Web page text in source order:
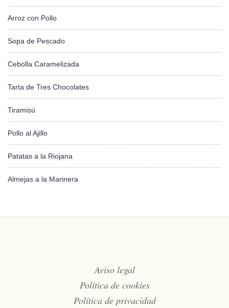
Arroz con Pollo
Sopa de Pescado
Cebolla Caramelizada
Tarta de Tres Chocolates
Tiramisú
Pollo al Ajillo
Patatas a la Riojana
Almejas a la Marinera
Aviso legal
Política de cookies
Política de privacidad